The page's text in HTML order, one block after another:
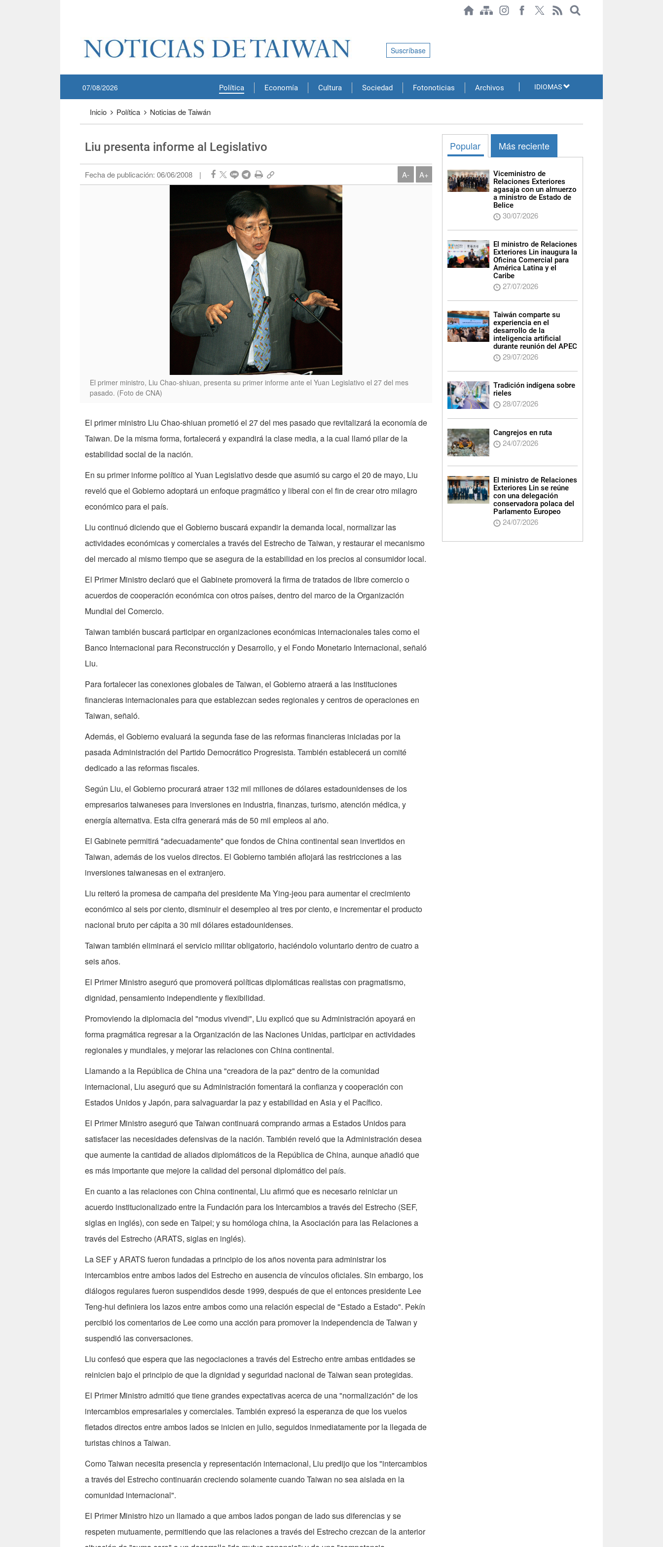
Política Economía Cultura Sociedad Fotonoticias Archivos
07/08/2026
Suscríbase
IDIOMAS
Inicio Política Noticias de Taiwán
Liu presenta informe al Legislativo
Fecha de publicación: 06/06/2008 | A- A+
El primer ministro, Liu Chao-shiuan, presenta su primer informe ante el Yuan Legislativo el 27 del mes
pasado. (Foto de CNA)
El primer ministro Liu Chao-shiuan prometió el 27 del mes pasado que revitalizará la economía de
Taiwan. De la misma forma, fortalecerá y expandirá la clase media, a la cual llamó pilar de la
estabilidad social de la nación.
En su primer informe político al Yuan Legislativo desde que asumió su cargo el 20 de mayo, Liu
reveló que el Gobierno adoptará un enfoque pragmático y liberal con el fin de crear otro milagro
económico para el país.
Liu continuó diciendo que el Gobierno buscará expandir la demanda local, normalizar las
actividades económicas y comerciales a través del Estrecho de Taiwan, y restaurar el mecanismo
del mercado al mismo tiempo que se asegura de la estabilidad en los precios al consumidor local.
El Primer Ministro declaró que el Gabinete promoverá la firma de tratados de libre comercio o
acuerdos de cooperación económica con otros países, dentro del marco de la Organización
Mundial del Comercio.
Taiwan también buscará participar en organizaciones económicas internacionales tales como el
Banco Internacional para Reconstrucción y Desarrollo, y el Fondo Monetario Internacional, señaló
Liu.
Para fortalecer las conexiones globales de Taiwan, el Gobierno atraerá a las instituciones
financieras internacionales para que establezcan sedes regionales y centros de operaciones en
Taiwan, señaló.
Además, el Gobierno evaluará la segunda fase de las reformas financieras iniciadas por la
pasada Administración del Partido Democrático Progresista. También establecerá un comité
dedicado a las reformas fiscales.
Según Liu, el Gobierno procurará atraer 132 mil millones de dólares estadounidenses de los
empresarios taiwaneses para inversiones en industria, finanzas, turismo, atención médica, y
energía alternativa. Esta cifra generará más de 50 mil empleos al año.
El Gabinete permitirá "adecuadamente" que fondos de China continental sean invertidos en
Taiwan, además de los vuelos directos. El Gobierno también aflojará las restricciones a las
inversiones taiwanesas en el extranjero.
Liu reiteró la promesa de campaña del presidente Ma Ying-jeou para aumentar el crecimiento
económico al seis por ciento, disminuir el desempleo al tres por ciento, e incrementar el producto
nacional bruto per cápita a 30 mil dólares estadounidenses.
Taiwan también eliminará el servicio militar obligatorio, haciéndolo voluntario dentro de cuatro a
seis años.
El Primer Ministro aseguró que promoverá políticas diplomáticas realistas con pragmatismo,
dignidad, pensamiento independiente y flexibilidad.
Promoviendo la diplomacia del "modus vivendi", Liu explicó que su Administración apoyará en
forma pragmática regresar a la Organización de las Naciones Unidas, participar en actividades
regionales y mundiales, y mejorar las relaciones con China continental.
Llamando a la República de China una "creadora de la paz" dentro de la comunidad
internacional, Liu aseguró que su Administración fomentará la confianza y cooperación con
Estados Unidos y Japón, para salvaguardar la paz y estabilidad en Asia y el Pacífico.
El Primer Ministro aseguró que Taiwan continuará comprando armas a Estados Unidos para
satisfacer las necesidades defensivas de la nación. También reveló que la Administración desea
que aumente la cantidad de aliados diplomáticos de la República de China, aunque añadió que
es más importante que mejore la calidad del personal diplomático del país.
En cuanto a las relaciones con China continental, Liu afirmó que es necesario reiniciar un
acuerdo institucionalizado entre la Fundación para los Intercambios a través del Estrecho (SEF,
siglas en inglés), con sede en Taipei; y su homóloga china, la Asociación para las Relaciones a
través del Estrecho (ARATS, siglas en inglés).
La SEF y ARATS fueron fundadas a principio de los años noventa para administrar los
intercambios entre ambos lados del Estrecho en ausencia de vínculos oficiales. Sin embargo, los
diálogos regulares fueron suspendidos desde 1999, después de que el entonces presidente Lee
Teng-hui definiera los lazos entre ambos como una relación especial de "Estado a Estado". Pekín
percibió los comentarios de Lee como una acción para promover la independencia de Taiwan y
suspendió las conversaciones.
Liu confesó que espera que las negociaciones a través del Estrecho entre ambas entidades se
reinicien bajo el principio de que la dignidad y seguridad nacional de Taiwan sean protegidas.
El Primer Ministro admitió que tiene grandes expectativas acerca de una "normalización" de los
intercambios empresariales y comerciales. También expresó la esperanza de que los vuelos
fletados directos entre ambos lados se inicien en julio, seguidos inmediatamente por la llegada de
turistas chinos a Taiwan.
Como Taiwan necesita presencia y representación internacional, Liu predijo que los "intercambios
a través del Estrecho continuarán creciendo solamente cuando Taiwan no sea aislada en la
comunidad internacional".
El Primer Ministro hizo un llamado a que ambos lados pongan de lado sus diferencias y se
respeten mutuamente, permitiendo que las relaciones a través del Estrecho crezcan de la anterior
Popular Más reciente
Viceministro de
Relaciones Exteriores
agasaja con un almuerzo
a ministro de Estado de
Belice
30/07/2026
El ministro de Relaciones
Exteriores Lin inaugura la
Oficina Comercial para
América Latina y el
Caribe
27/07/2026
Taiwán comparte su
experiencia en el
desarrollo de la
inteligencia artificial
durante reunión del APEC
29/07/2026
Tradición indígena sobre
rieles
28/07/2026
Cangrejos en ruta
24/07/2026
El ministro de Relaciones
Exteriores Lin se reúne
con una delegación
conservadora polaca del
Parlamento Europeo
24/07/2026